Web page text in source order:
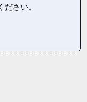
ださい。